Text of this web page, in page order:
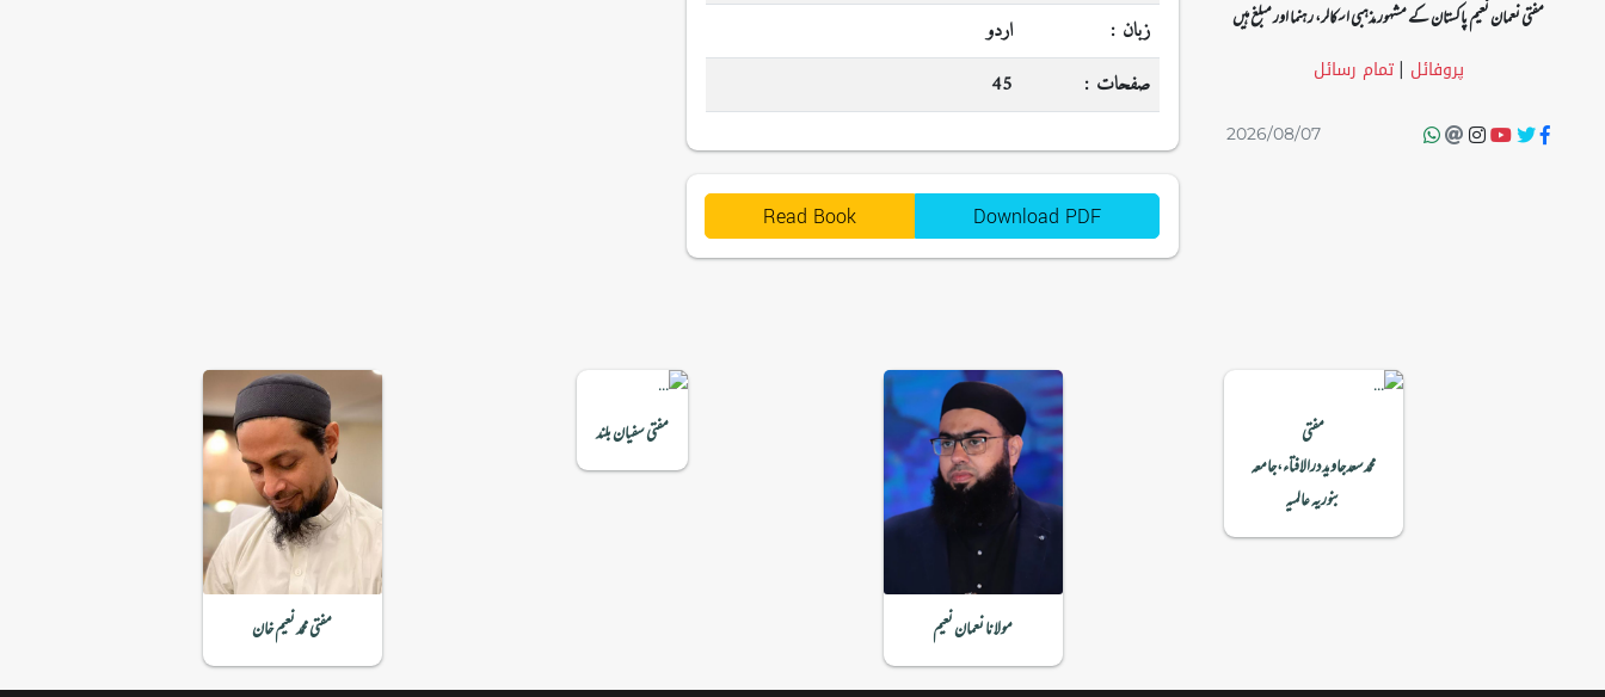
مفتی نعمان نعیم پاکستان کے مشہور مذہبی اسکالر، رہنما اور مبلغ ہیں
پروفائل |تمام رسائل
2026/08/07
زبان :
اردو
صفحات :
45
Download PDF
Read Book
مفتی
محمدسعدجاویددرالافتاء،جامعہ
بنوریہ عالمیہ
مولانا نعمان نعیم
مفتی سفیان بلند
مفتی محمد نعیم خان